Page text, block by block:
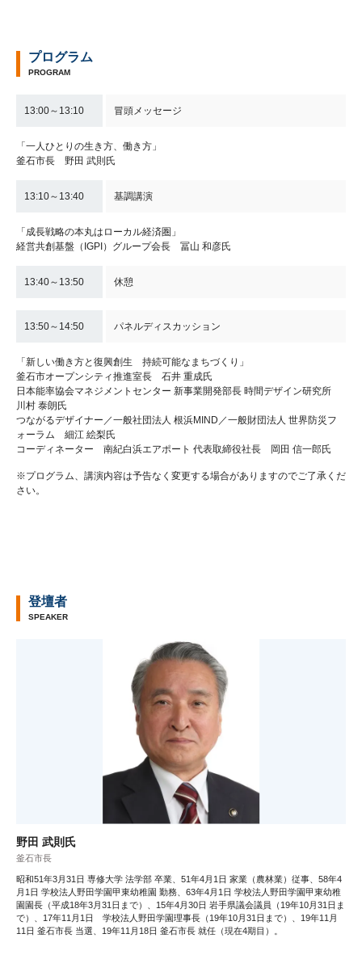
プログラム
PROGRAM
13:00～13:10 冒頭メッセージ
「一人ひとりの生き方、働き方」
釜石市長 野田 武則氏
13:10～13:40 基調講演
「成長戦略の本丸はローカル経済圏」
経営共創基盤（IGPI）グループ会長 冨山 和彦氏
13:40～13:50 休憩
13:50～14:50 パネルディスカッション
「新しい働き方と復興創生 持続可能なまちづくり」
釜石市オープンシティ推進室長 石井 重成氏
日本能率協会マネジメントセンター 新事業開発部長 時間デザイン研究所
川村 泰朗氏
つながるデザイナー／一般社団法人 根浜MIND／一般財団法人 世界防災フ
ォーラム 細江 絵梨氏
コーディネーター 南紀白浜エアポート 代表取締役社長 岡田 信一郎氏
※プログラム、講演内容は予告なく変更する場合がありますのでご了承くだ
さい。
登壇者
SPEAKER
野田 武則氏
釜石市長
昭和51年3月31日 専修大学 法学部 卒業、51年4月1日 家業（農林業）従事、58年4
月1日 学校法人野田学園甲東幼稚園 勤務、63年4月1日 学校法人野田学園甲東幼稚
園園長（平成18年3月31日まで）、15年4月30日 岩手県議会議員（19年10月31日ま
で）、17年11月1日 学校法人野田学園理事長（19年10月31日まで）、19年11月
11日 釜石市長 当選、19年11月18日 釜石市長 就任（現在4期目）。